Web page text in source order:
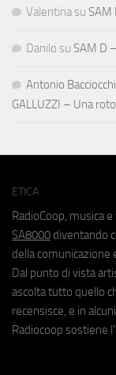
Valentina su SAM
Danilo su SAM D
Antonio Bacciocchi
GALLUZZI – Una
ETICA
RadioCoop, musica
SA8000 diventando
della comunicazione
Dal punto di vista
ascolta tutto quello
recensisce, e in
Radiocoop sostiene